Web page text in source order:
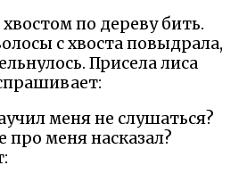
по дереву бить.
с хвоста повыдрала,
Присела лиса
меня не слушаться?
про меня насказал?